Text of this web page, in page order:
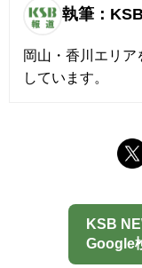
執筆：
岡山・香川エリ
しています。
KSB
Google